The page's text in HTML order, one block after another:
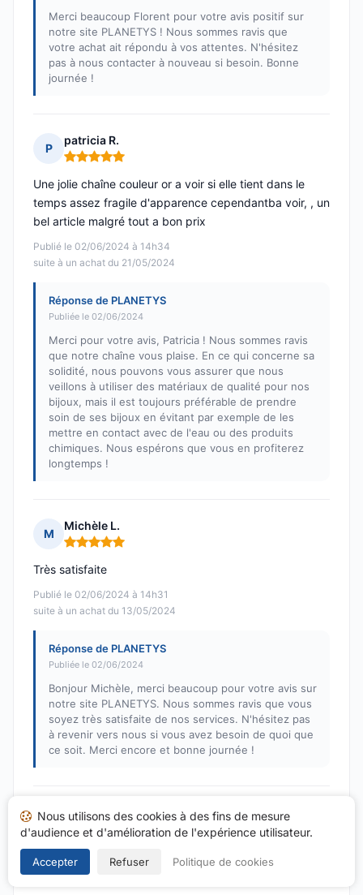
Merci beaucoup Florent pour votre avis positif sur
notre site PLANETYS ! Nous sommes ravis que
votre achat ait répondu à vos attentes. N'hésitez
pas à nous contacter à nouveau si besoin. Bonne
journée !
P
patricia R.
Note : 5 sur 5
Publié le 02/06/2024 à 14h34
suite à un achat du 21/05/2024
Une jolie chaîne couleur or a voir si elle tient dans le
temps assez fragile d'apparence cependantba voir, , un
bel article malgré tout a bon prix
Réponse de PLANETYS
Publiée le 02/06/2024
Merci pour votre avis, Patricia ! Nous sommes ravis
que notre chaîne vous plaise. En ce qui concerne sa
solidité, nous pouvons vous assurer que nous
veillons à utiliser des matériaux de qualité pour nos
bijoux, mais il est toujours préférable de prendre
soin de ses bijoux en évitant par exemple de les
mettre en contact avec de l'eau ou des produits
chimiques. Nous espérons que vous en profiterez
longtemps !
M
Michèle L.
Note : 5 sur 5
Publié le 02/06/2024 à 14h31
suite à un achat du 13/05/2024
Très satisfaite
Réponse de PLANETYS
Publiée le 02/06/2024
Bonjour Michèle, merci beaucoup pour votre avis sur
notre site PLANETYS. Nous sommes ravis que vous
soyez très satisfaite de nos services. N'hésitez pas
à revenir vers nous si vous avez besoin de quoi que
ce soit. Merci encore et bonne journée !
T
Thierry V.
Note : 5 sur 5
Produits conformes à mes attentes Manque suivi de
livraison
Nous utilisons des cookies à des fins de mesure
d'audience et d'amélioration de l'expérience utilisateur.
Accepter Refuser Politique de cookies